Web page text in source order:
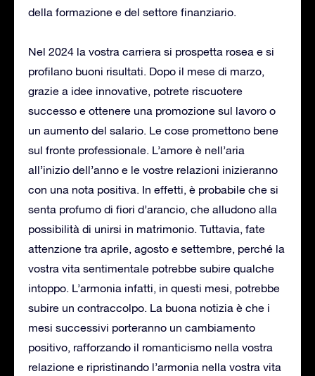
della formazione e del settore finanziario.
Nel 2024 la vostra carriera si prospetta rosea e si
profilano buoni risultati. Dopo il mese di marzo,
grazie a idee innovative, potrete riscuotere
successo e ottenere una promozione sul lavoro o
un aumento del salario. Le cose promettono bene
sul fronte professionale. L’amore è nell’aria
all’inizio dell’anno e le vostre relazioni inizieranno
con una nota positiva. In effetti, è probabile che si
senta profumo di fiori d’arancio, che alludono alla
possibilità di unirsi in matrimonio. Tuttavia, fate
attenzione tra aprile, agosto e settembre, perché la
vostra vita sentimentale potrebbe subire qualche
intoppo. L’armonia infatti, in questi mesi, potrebbe
subire un contraccolpo. La buona notizia è che i
mesi successivi porteranno un cambiamento
positivo, rafforzando il romanticismo nella vostra
relazione e ripristinando l’armonia nella vostra vita